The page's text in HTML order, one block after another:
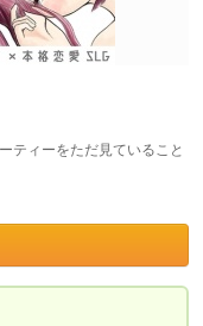
ティーをただ見ていること